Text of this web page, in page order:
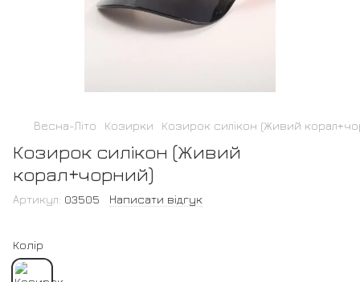
Весна-Літо Козирки Козирок силікон (Живий
Козирок силікон (Живий
корал+чорний)
Артикул: 03505 Написати відгук
Колір